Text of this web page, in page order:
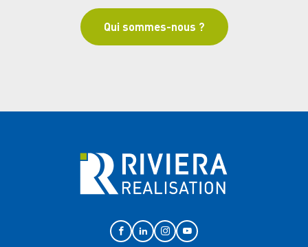
Qui sommes-nous ?